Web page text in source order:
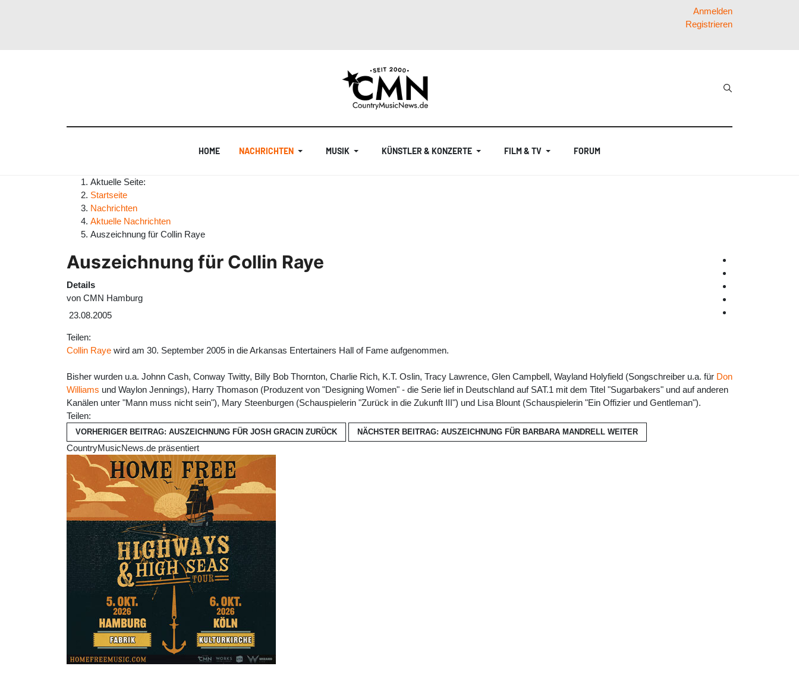
Anmelden
Registrieren
HOME NACHRICHTEN MUSIK KÜNSTLER & KONZERTE FILM & TV FORUM
Aktuelle Seite:
Startseite
Nachrichten
Aktuelle Nachrichten
Auszeichnung für Collin Raye
Auszeichnung für Collin Raye
Details
von CMN Hamburg
23.08.2005
Teilen:
Collin Raye wird am 30. September 2005 in die Arkansas Entertainers Hall of Fame aufgenommen.
Bisher wurden u.a. Johnn Cash, Conway Twitty, Billy Bob Thornton, Charlie Rich, K.T. Oslin, Tracy Lawrence, Glen Campbell, Wayland Holyfield (Songschreiber u.a. für Don
Williams und Waylon Jennings), Harry Thomason (Produzent von "Designing Women" - die Serie lief in Deutschland auf SAT.1 mit dem Titel "Sugarbakers" und auf anderen
Kanälen unter "Mann muss nicht sein"), Mary Steenburgen (Schauspielerin "Zurück in die Zukunft III") und Lisa Blount (Schauspielerin "Ein Offizier und Gentleman").
Teilen:
VORHERIGER BEITRAG: AUSZEICHNUNG FÜR JOSH GRACIN ZURÜCK NÄCHSTER BEITRAG: AUSZEICHNUNG FÜR BARBARA MANDRELL WEITER
CountryMusicNews.de präsentiert